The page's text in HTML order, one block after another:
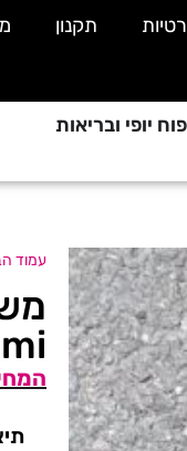
תקנון
יופי ובריאות
עמוד